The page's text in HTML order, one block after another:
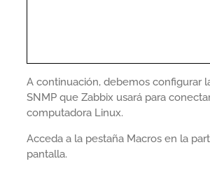
A continuación, debemos configurar
SNMP que Zabbix usará para
computadora Linux.
Acceda a la pestaña Macros en la
pantalla.